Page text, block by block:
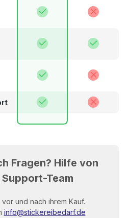
Fragen? Hilfe von
Team
und nach ihrem Kauf.
info@stickereibedarf.de